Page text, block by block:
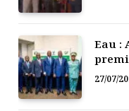
Eau :
27/07/